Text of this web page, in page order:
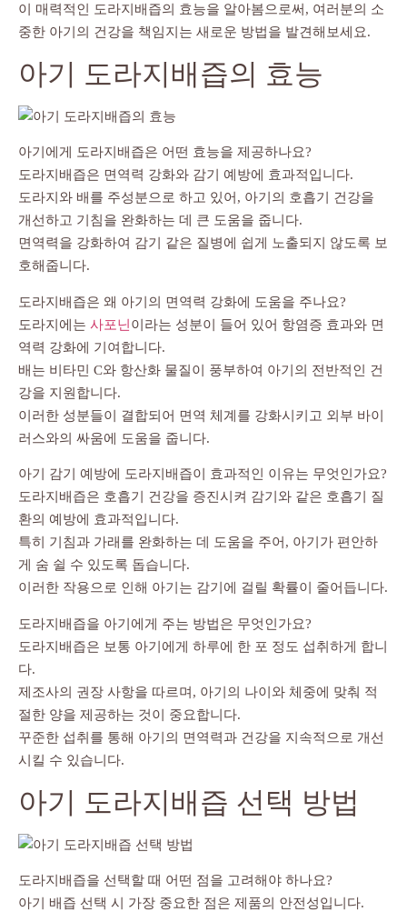
이 매력적인 도라지배즙의 효능을 알아봄으로써, 여러분의 소
중한 아기의 건강을 책임지는 새로운 방법을 발견해보세요.
아기 도라지배즙의 효능
아기에게 도라지배즙은 어떤 효능을 제공하나요?
도라지배즙은 면역력 강화와 감기 예방에 효과적입니다.
도라지와 배를 주성분으로 하고 있어, 아기의 호흡기 건강을
개선하고 기침을 완화하는 데 큰 도움을 줍니다.
면역력을 강화하여 감기 같은 질병에 쉽게 노출되지 않도록 보
호해줍니다.
도라지배즙은 왜 아기의 면역력 강화에 도움을 주나요?
도라지에는 사포닌 이라는 성분이 들어 있어 항염증 효과와 면
역력 강화에 기여합니다.
배는 비타민 C와 항산화 물질이 풍부하여 아기의 전반적인 건
강을 지원합니다.
이러한 성분들이 결합되어 면역 체계를 강화시키고 외부 바이
러스와의 싸움에 도움을 줍니다.
아기 감기 예방에 도라지배즙이 효과적인 이유는 무엇인가요?
도라지배즙은 호흡기 건강을 증진시켜 감기와 같은 호흡기 질
환의 예방에 효과적입니다.
특히 기침과 가래를 완화하는 데 도움을 주어, 아기가 편안하
게 숨 쉴 수 있도록 돕습니다.
이러한 작용으로 인해 아기는 감기에 걸릴 확률이 줄어듭니다.
도라지배즙을 아기에게 주는 방법은 무엇인가요?
도라지배즙은 보통 아기에게 하루에 한 포 정도 섭취하게 합니
다.
제조사의 권장 사항을 따르며, 아기의 나이와 체중에 맞춰 적
절한 양을 제공하는 것이 중요합니다.
꾸준한 섭취를 통해 아기의 면역력과 건강을 지속적으로 개선
시킬 수 있습니다.
아기 도라지배즙 선택 방법
도라지배즙을 선택할 때 어떤 점을 고려해야 하나요?
아기 배즙 선택 시 가장 중요한 점은 제품의 안전성입니다.